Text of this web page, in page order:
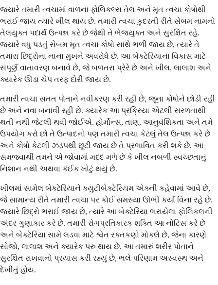
જ્યારે તમારી ત્વચામાં વાળના ફોલિકલ્સ તેલ અને મૃત ત્વચા કોષોથી
ભરાઈ જાય ત્યારે ખીલ થાય છે. તમારી ત્વચા કુદરતી રીતે સેબમ નામનો
તેલયુક્ત પદાર્થ ઉત્પન્ન કરે છે જેથી તે ભેજયુક્ત અને સુરક્ષિત રહે.
જ્યારે વધુ પડતું સેબમ મૃત ત્વચા કોષો સાથે ભળી જાય છે, ત્યારે તે
તમારા છિદ્રોના નાના મુખને અવરોધે છે. આ બેક્ટેરિયાના વિકાસ માટે
સંપૂર્ણ વાતાવરણ બનાવે છે, જે બળતરા પ્રેરે છે અને ખીલ, લાલાશ અને
ક્યારેક ઊંડા ચેપ તરફ દોરી જાય છે.
તમારી ત્વચા સતત પોતાને નવીકરણ કરી રહી છે, જૂના કોષોને છોડી રહી
છે અને નવા બનાવી રહી છે. ક્યારેક આ પ્રક્રિયા એટલી સરળતાથી
થતી નથી જેટલી થવી જોઈએ. હોર્મોન્સ, તાણ, આનુવંશિકતા અને તમે
ઉપયોગ કરો છો તે ઉત્પાદનો પણ તમારી ત્વચા કેટલું તેલ ઉત્પન્ન કરે છે
અને કોષો કેટલી ઝડપથી છૂટી જાય છે તે પ્રભાવિત કરી શકે છે. આ
સમજવાથી તમને એ જોવામાં મદદ મળે છે કે ખીલ નબળી સ્વચ્છતાનું
નિશાન નથી અથવા કંઈક ખોટું થયું છે.
ખીલમાં સામેલ બેક્ટેરિયાને ક્યુટીબેક્ટેરિયમ એક્ની કહેવામાં આવે છે,
જે સામાન્ય રીતે તમારી ત્વચા પર કોઈ સમસ્યા ઊભી કર્યા વિના રહે છે.
જ્યારે છિદ્રો ભરાઈ જાય છે, ત્યારે આ બેક્ટેરિયા ભરાયેલા ફોલિકલની
અંદર ગુણાકાર કરે છે. તમારી રોગપ્રતિકારક શક્તિ આ નોટિસ કરે છે
અને બેક્ટેરિયા સામે લડવા માટે શ્વેત રક્તકણો મોકલે છે, જેના કારણે
સોજો, લાલાશ અને ક્યારેક પરુ થાય છે. આ તમારું શરીર પોતાને
સુરક્ષિત રાખવાનો પ્રયાસ કરી રહ્યું છે, ભલે પરિણામ અસ્વસ્થ અને
દેખીતું હોય.